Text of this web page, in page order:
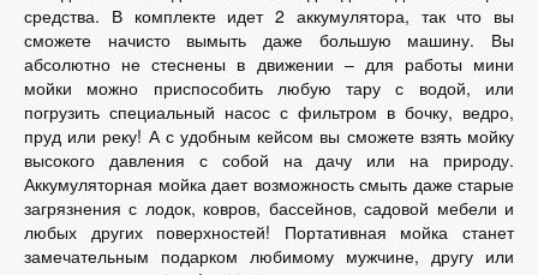
средства. В комплекте идет 2 аккумулятора, так что вы
сможете начисто вымыть даже большую машину. Вы
абсолютно не стеснены в движении – для работы мини
мойки можно приспособить любую тару с водой, или
погрузить специальный насос с фильтром в бочку, ведро,
пруд или реку! А с удобным кейсом вы сможете взять мойку
высокого давления с собой на дачу или на природу.
Аккумуляторная мойка дает возможность смыть даже старые
загрязнения с лодок, ковров, бассейнов, садовой мебели и
любых других поверхностей! Портативная мойка станет
замечательным подарком любимому мужчине, другу или